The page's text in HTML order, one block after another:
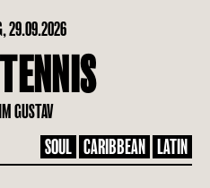
29.09.2026
GUSTAV
SOUL CARIBBEAN LATIN